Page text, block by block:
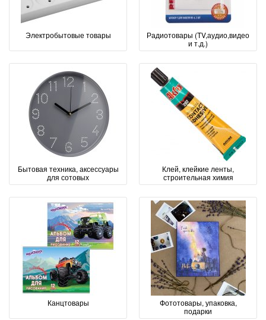
Электробытовые товары
Радиотовары (TV,аудио,видео
и т.д.)
Бытовая техника, аксессуары
для сотовых
Клей, клейкие ленты,
строительная химия
Канцтовары
Фототовары, упаковка,
подарки